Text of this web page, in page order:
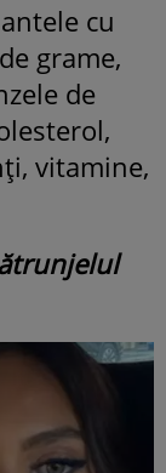
cu
grame,
de
vitamine,